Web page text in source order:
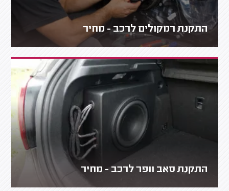
התקנת רמקולים לרכב - מחיר
התקנת סאב וופר לרכב - מחיר